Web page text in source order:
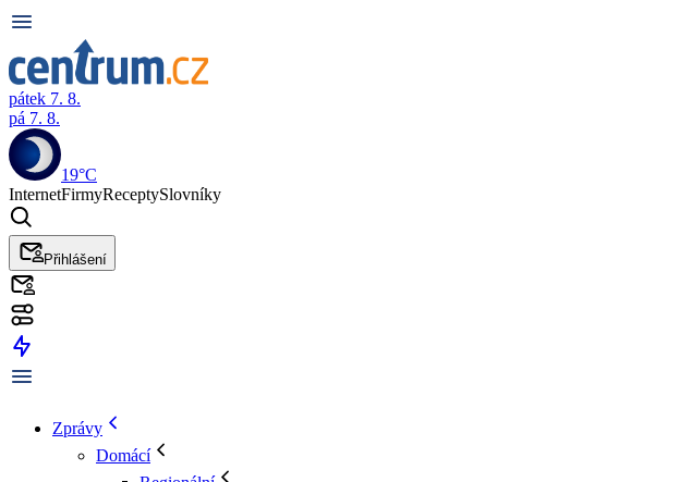
pátek 7. 8.
pá 7. 8.
19°C
InternetFirmyReceptySlovníky
Přihlášení
Zprávy
Domácí